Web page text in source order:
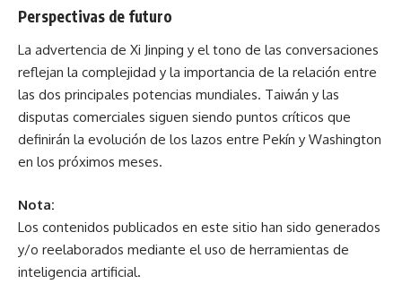
Perspectivas de futuro
La advertencia de Xi Jinping y el tono de las conversaciones
reflejan la complejidad y la importancia de la relación entre
las dos principales potencias mundiales. Taiwán y las
disputas comerciales siguen siendo puntos críticos que
definirán la evolución de los lazos entre Pekín y Washington
en los próximos meses.
Nota:
Los contenidos publicados en este sitio han sido generados
y/o reelaborados mediante el uso de herramientas de
inteligencia artificial.